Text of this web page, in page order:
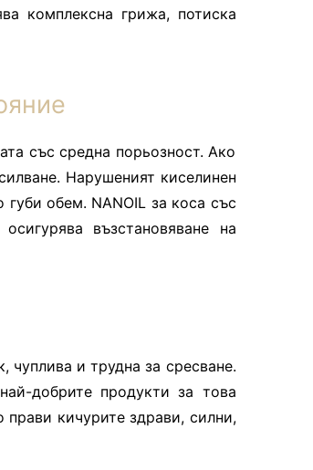
комплексна грижа, потиска
със средна порьозност. Ако
Нарушеният киселинен
обем. NANOIL за коса със
възстановяване на
чуплива и трудна за сресване.
добрите продукти за това
прави кичурите здрави, силни,